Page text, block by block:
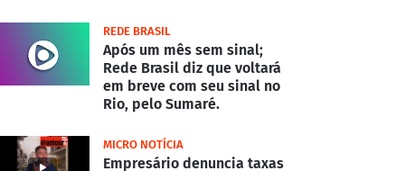
REDE BRASIL
Após um mês sem sinal;
Rede Brasil diz que voltará
em breve com seu sinal no
Rio, pelo Sumaré.
MICRO NOTÍCIA
Empresário denuncia taxas